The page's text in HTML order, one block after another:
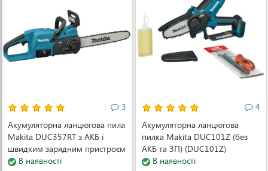
3
Акумуляторна ланцюгова пила
Makita DUC357RT з АКБ і
швидким зарядним пристроєм
(DUC357RT)
В наявності
4
Акумуляторна ланцюгова
пилка Makita DUC101Z (без
АКБ та ЗП) (DUC101Z)
В наявності